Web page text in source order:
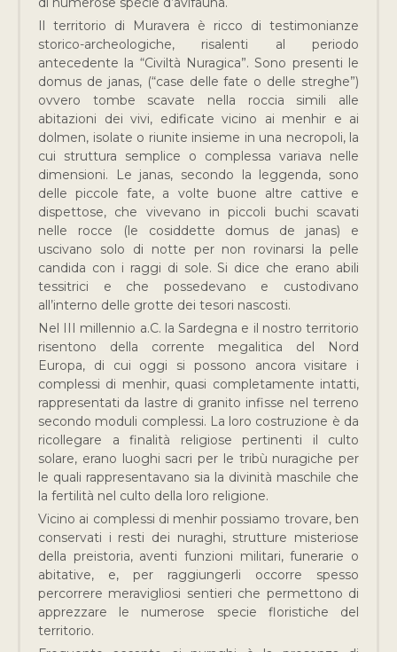
Il territorio di Muravera è ricco di testimonianze
storico-archeologiche, risalenti al periodo
antecedente la “Civiltà Nuragica”. Sono presenti le
domus de janas, (“case delle fate o delle streghe”)
ovvero tombe scavate nella roccia simili alle
abitazioni dei vivi, edificate vicino ai menhir e ai
dolmen, isolate o riunite insieme in una necropoli, la
cui struttura semplice o complessa variava nelle
dimensioni. Le janas, secondo la leggenda, sono
delle piccole fate, a volte buone altre cattive e
dispettose, che vivevano in piccoli buchi scavati
nelle rocce (le cosiddette domus de janas) e
uscivano solo di notte per non rovinarsi la pelle
candida con i raggi di sole. Si dice che erano abili
tessitrici e che possedevano e custodivano
all’interno delle grotte dei tesori nascosti.
Nel III millennio a.C. la Sardegna e il nostro territorio
risentono della corrente megalitica del Nord
Europa, di cui oggi si possono ancora visitare i
complessi di menhir, quasi completamente intatti,
rappresentati da lastre di granito infisse nel terreno
secondo moduli complessi. La loro costruzione è da
ricollegare a finalità religiose pertinenti il culto
solare, erano luoghi sacri per le tribù nuragiche per
le quali rappresentavano sia la divinità maschile che
la fertilità nel culto della loro religione.
Vicino ai complessi di menhir possiamo trovare, ben
conservati i resti dei nuraghi, strutture misteriose
della preistoria, aventi funzioni militari, funerarie o
abitative, e, per raggiungerli occorre spesso
percorrere meravigliosi sentieri che permettono di
apprezzare le numerose specie floristiche del
territorio.